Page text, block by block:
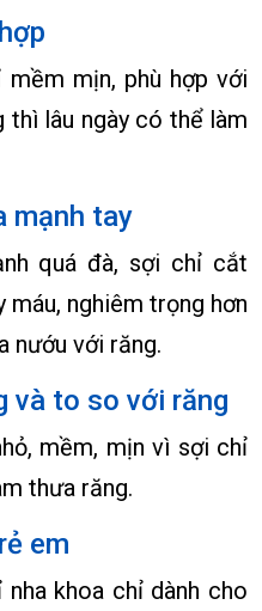
mịn, phù hợp với
thì lâu ngày có thể làm
mạnh tay
quá đà, sợi chỉ cắt
nghiêm trọng hơn
nướu với răng.
và to so với răng
mềm, mịn vì sợi chỉ
thưa răng.
em
khoa chỉ dành cho